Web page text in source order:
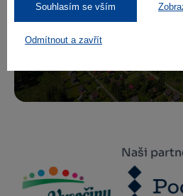
Souhlasím se vším
Odmítnout a zavřít
Záleží nám na ochraně osobních
Naši